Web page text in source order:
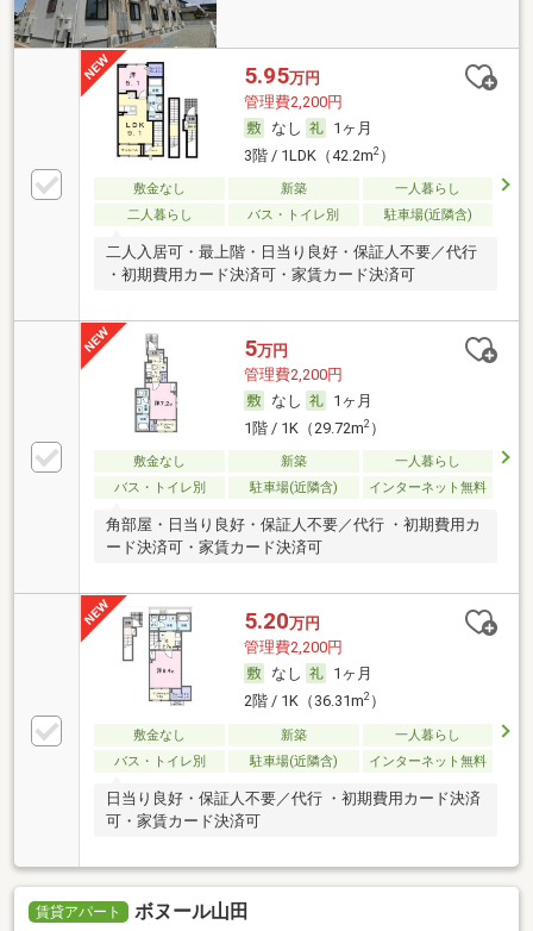
5.95万円
管理費2,200円
なし
1ヶ月
3階 / 1LDK（42.2m2）
敷金なし 新築
一人暮らし
二人暮らし
バス・トイレ別 駐車場(近隣含)
二人入居可・最上階・日当り良好・保証人不要／代行
・初期費用カード決済可・家賃カード決済可
5万円
管理費2,200円
なし
1ヶ月
1階 / 1K（29.72m2）
敷金なし 新築
一人暮らし
バス・トイレ別
駐車場(近隣含) インターネット無料
角部屋・日当り良好・保証人不要／代行 ・初期費用カ
ード決済可・家賃カード決済可
5.20万円
管理費2,200円
なし
1ヶ月
2階 / 1K（36.31m2）
敷金なし 新築
一人暮らし
バス・トイレ別
駐車場(近隣含) インターネット無料
日当り良好・保証人不要／代行 ・初期費用カード決済
可・家賃カード決済可
賃貸アパート ボヌール山田